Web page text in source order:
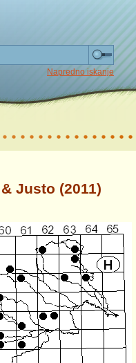
Napredno iskanje
Justo (2011)